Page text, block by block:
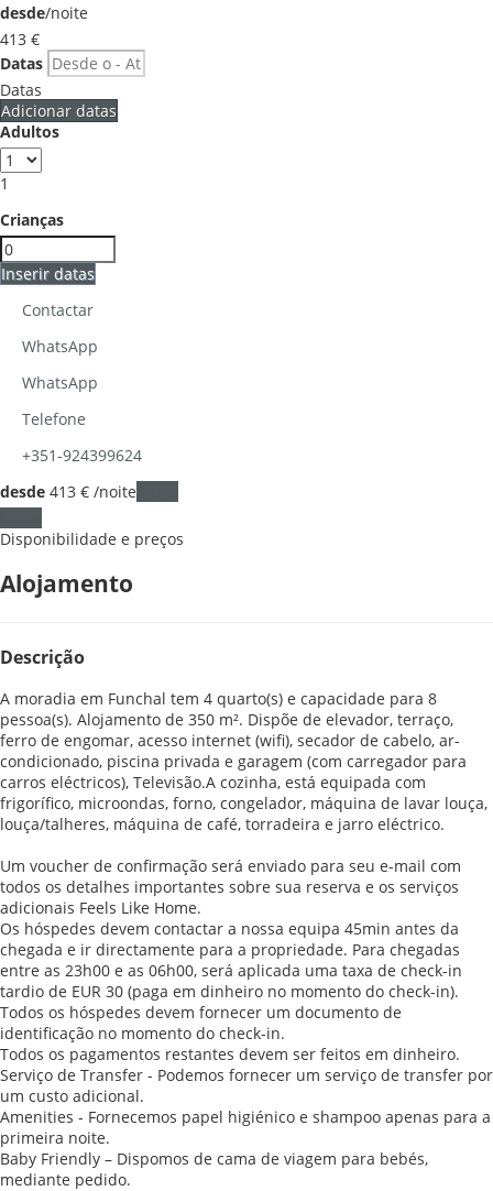
desde/noite
413 €
Datas
Datas
Adicionar datas
Adultos
1
Crianças
Inserir datas
Contactar
WhatsApp
WhatsApp
Telefone
+351-924399624
desde 413 € /noite
Disponibilidade e preços
Alojamento
Descrição
A moradia em Funchal tem 4 quarto(s) e capacidade para 8
pessoa(s). Alojamento de 350 m². Dispõe de elevador, terraço,
ferro de engomar, acesso internet (wifi), secador de cabelo, ar-
condicionado, piscina privada e garagem (com carregador para
carros eléctricos), Televisão.A cozinha, está equipada com
frigorífico, microondas, forno, congelador, máquina de lavar louça,
louça/talheres, máquina de café, torradeira e jarro eléctrico.
Um voucher de confirmação será enviado para seu e-mail com
todos os detalhes importantes sobre sua reserva e os serviços
adicionais Feels Like Home.
Os hóspedes devem contactar a nossa equipa 45min antes da
chegada e ir directamente para a propriedade. Para chegadas
entre as 23h00 e as 06h00, será aplicada uma taxa de check-in
tardio de EUR 30 (paga em dinheiro no momento do check-in).
Todos os hóspedes devem fornecer um documento de
identificação no momento do check-in.
Todos os pagamentos restantes devem ser feitos em dinheiro.
Serviço de Transfer - Podemos fornecer um serviço de transfer por
um custo adicional.
Amenities - Fornecemos papel higiénico e shampoo apenas para a
primeira noite.
Baby Friendly – Dispomos de cama de viagem para bebés,
mediante pedido.